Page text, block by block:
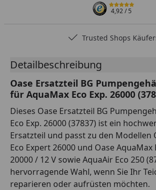
4,92/ 5
Trusted Shops
Detailbeschreibung
Oase Ersatzteil BG
für AquaMax Eco Exp. 26000
Dieses Oase Ersatzteil BG
Eco Exp. 26000 (37837) ist ein
Ersatzteil und passt zu den Modellen
Eco Expert 26000 und Oase AquaMax
20000 / 12 V sowie AquaAir Eco 250
hervorragende Wahl, wenn Sie Ihr
reparieren oder aufrüsten möchten.